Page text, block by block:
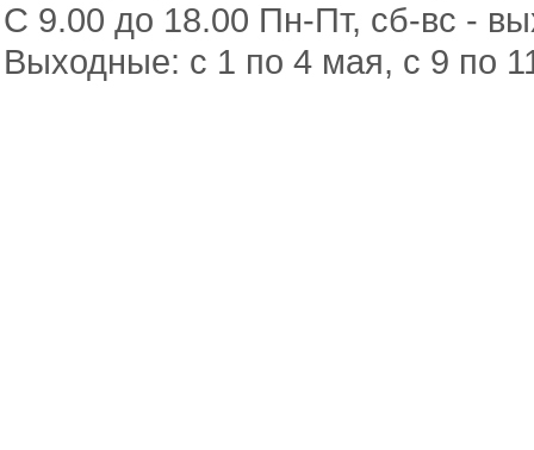
С 9.00 до 18.00 Пн-Пт, сб-вс -
Выходные: с 1 по 4 мая, с 9 по